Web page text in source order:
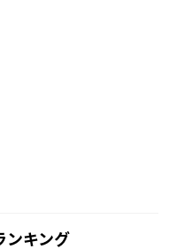
ンキング